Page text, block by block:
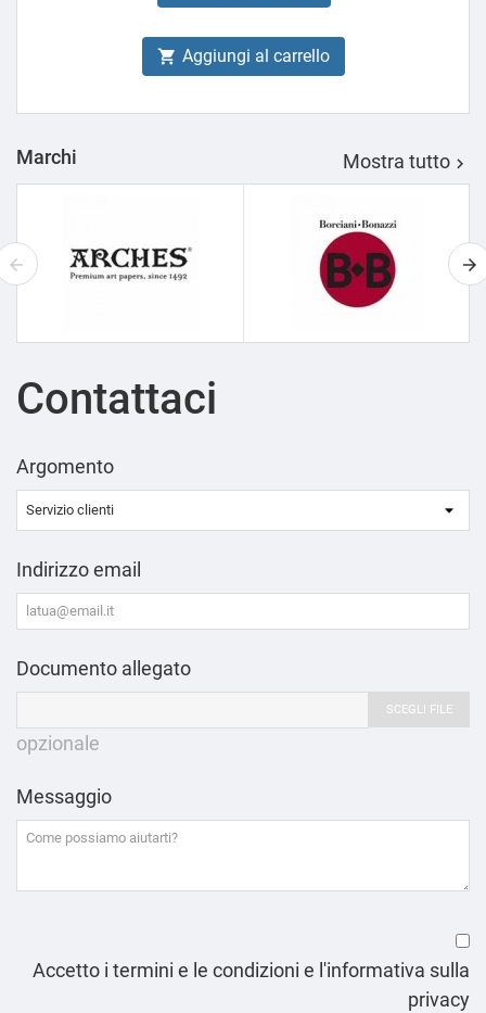
 Aggiungi al carrello
Marchi Mostra tutto 
Contattaci
Argomento
Indirizzo email
Documento allegato
SCEGLI FILE
opzionale
Messaggio
Accetto i termini e le condizioni e l'informativa sulla
privacy